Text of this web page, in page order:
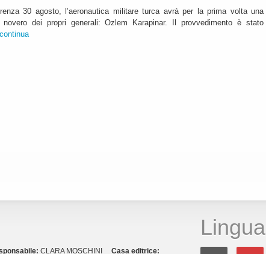
30 agosto, l’aeronautica militare turca avrà per la prima volta una
novero dei propri generali: Ozlem Karapinar. Il provvedimento è stato
continua
CLARA MOSCHINI Casa editrice:
Lingua